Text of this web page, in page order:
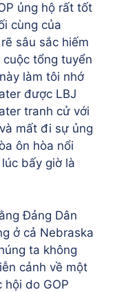
ủng hộ rất tốt
cùng của
sâu sắc hiếm
tổng tuyển
làm tôi nhớ
được LBJ
tranh cử với
mất đi sự ủng
ôn hòa nổi
bấy giờ là
Đảng Dân
ở cả Nebraska
ta không
cảnh về một
hội do GOP